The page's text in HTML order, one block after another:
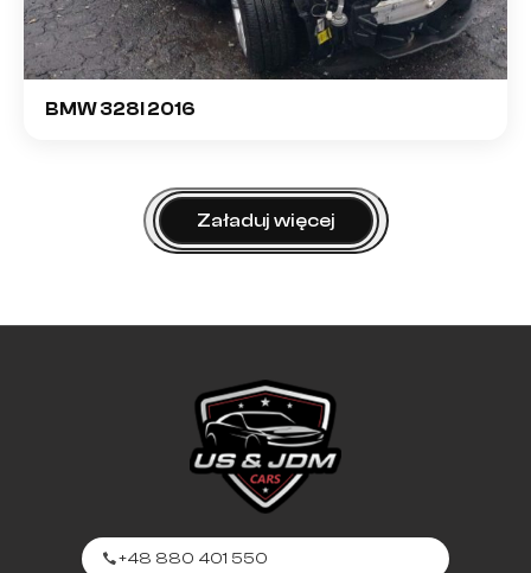
BMW 328I 2016
Załaduj więcej
+48 880 401 550